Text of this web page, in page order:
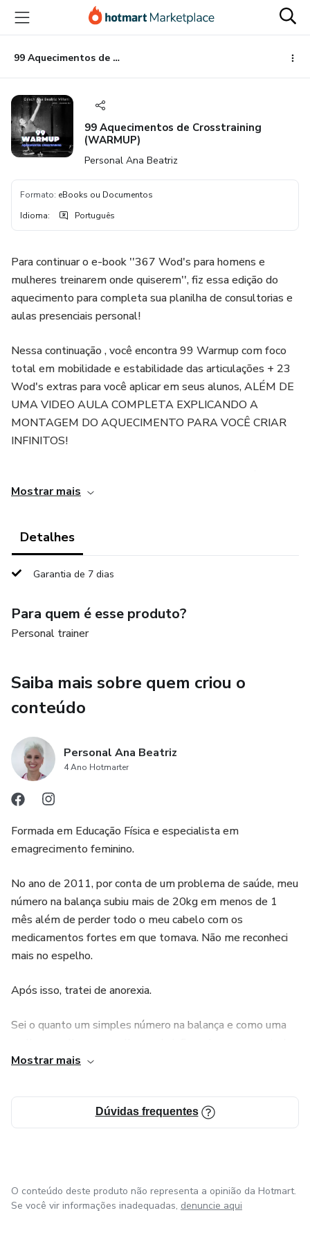
para
conteúdo
principal
para
pagamento
para
rodapé
99 Aquecimentos de Crosstraining (WARMUP)
99 Aquecimentos de Crosstraining
(WARMUP)
Personal Ana Beatriz
Formato: eBooks ou Documentos
Idioma: Português
Para continuar o e-book ''367 Wod's para homens e
mulheres treinarem onde quiserem'', fiz essa edição do
aquecimento para completa sua planilha de consultorias e
aulas presenciais personal!
Nessa continuação , você encontra 99 Warmup com foco
total em mobilidade e estabilidade das articulações + 23
Wod's extras para você aplicar em seus alunos, ALÉM DE
UMA VIDEO AULA COMPLETA EXPLICANDO A
MONTAGEM DO AQUECIMENTO PARA VOCÊ CRIAR
INFINITOS!
lotar a sua agenda, ter tempo de ficar com a sua família e
Mostrar mais
Detalhes
Garantia de 7 dias
Para quem é esse produto?
Personal trainer
Saiba mais sobre quem criou o
conteúdo
Personal Ana Beatriz
4 Ano Hotmarter
Formada em Educação Física e especialista em
emagrecimento feminino.
No ano de 2011, por conta de um problema de saúde, meu
número na balança subiu mais de 20kg em menos de 1
mês além de perder todo o meu cabelo com os
medicamentos fortes em que tomava. Não me reconheci
mais no espelho.
Após isso, tratei de anorexia.
Sei o quanto um simples número na balança e como uma
emocional,autoestima e o quanto isso atrapalha o dia a dia
Meu objetivo DE VIDA é trazer a autoestima das
mulheres de volta através da atividade física e uma
Você vai sentir saudades de treinar! Já pensou ?
Mostrar mais
Dúvidas frequentes
O conteúdo deste produto não representa a opinião da Hotmart.
Se você vir informações inadequadas, denuncie aqui